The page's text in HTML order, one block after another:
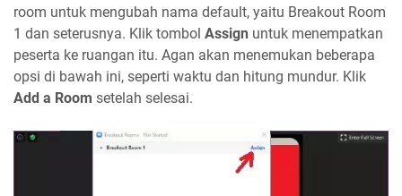
room untuk mengubah nama default, yaitu Breakout Room
1 dan seterusnya. Klik tombol Assign untuk menempatkan
peserta ke ruangan itu. Agan akan menemukan beberapa
opsi di bawah ini, seperti waktu dan hitung mundur. Klik
Add a Room setelah selesai.